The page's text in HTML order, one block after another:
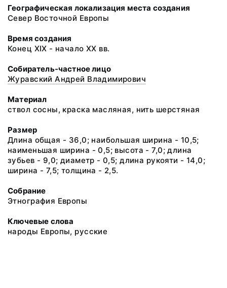
Географическая локализация места создания
Север Восточной Европы
Время создания
Конец XIX - начало XX вв.
Собиратель-частное лицо
Журавский Андрей Владимирович
Материал
ствол сосны, краска масляная, нить шерстяная
Размер
Длина общая - 36,0; наибольшая ширина - 10,5;
наименьшая ширина - 0,5; высота - 7,0; длина
зубьев - 9,0; диаметр - 0,5; длина рукояти - 14,0;
ширина - 7,5; толщина - 2,5.
Собрание
Этнография Европы
Ключевые слова
народы Европы, русские